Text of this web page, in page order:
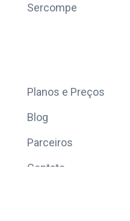
Sercompe
Planos e Preços
Blog
Parceiros
Contato